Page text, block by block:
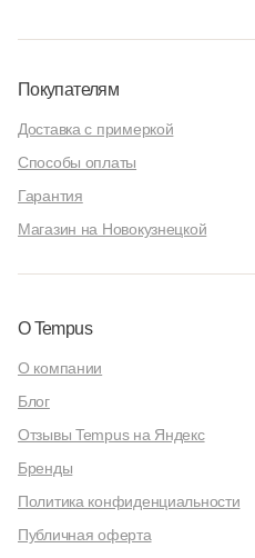
Покупателям
Доставка с примеркой
Способы оплаты
Гарантия
Магазин на Новокузнецкой
О Tempus
О компании
Блог
Отзывы Tempus на Яндекс
Бренды
Политика конфиденциальности
Публичная оферта